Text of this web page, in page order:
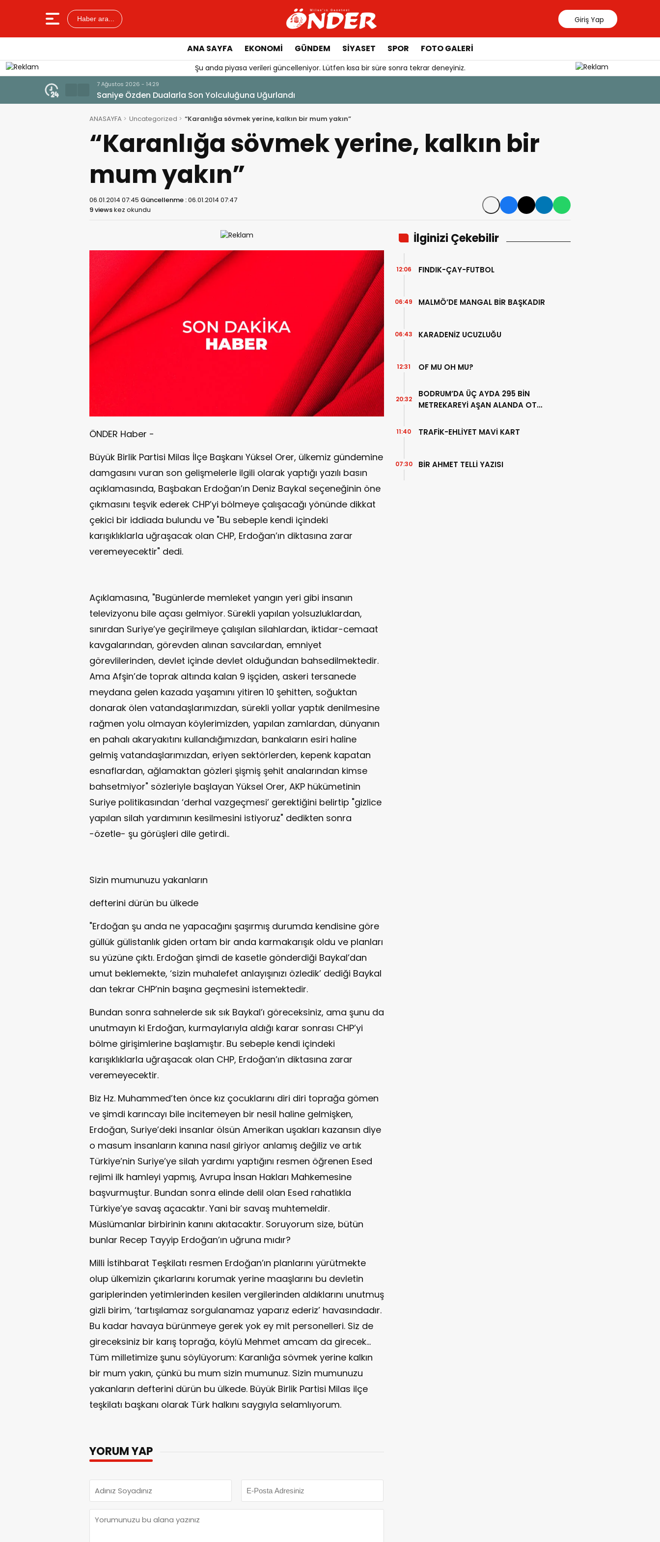
Haber ara... Giriş Yap
ANA SAYFA EKONOMİ GÜNDEM SİYASET SPOR FOTO GALERİ
Şu anda piyasa verileri güncelleniyor. Lütfen kısa bir süre sonra tekrar deneyiniz.
7 Ağustos 2026 - 14:14
Tercih Döneminde Barınma Telaşı Başladı
ANASAYFA Uncategorized “Karanlığa sövmek yerine, kalkın bir mum yakın”
“Karanlığa sövmek yerine, kalkın bir
mum yakın”
06.01.2014 07:45 Güncellenme :06.01.2014 07:47
9 viewskez okundu
ÖNDER Haber -
Büyük Birlik Partisi Milas İlçe Başkanı Yüksel Orer, ülkemiz gündemine
damgasını vuran son gelişmelerle ilgili olarak yaptığı yazılı basın
açıklamasında, Başbakan Erdoğan’ın Deniz Baykal seçeneğinin öne
çıkmasını teşvik ederek CHP’yi bölmeye çalışacağı yönünde dikkat
çekici bir iddiada bulundu ve "Bu sebeple kendi içindeki
karışıklıklarla uğraşacak olan CHP, Erdoğan’ın diktasına zarar
veremeyecektir" dedi.
Açıklamasına, "Bugünlerde memleket yangın yeri gibi insanın
televizyonu bile açası gelmiyor. Sürekli yapılan yolsuzluklardan,
sınırdan Suriye’ye geçirilmeye çalışılan silahlardan, iktidar-cemaat
kavgalarından, görevden alınan savcılardan, emniyet
görevlilerinden, devlet içinde devlet olduğundan bahsedilmektedir.
Ama Afşin’de toprak altında kalan 9 işçiden, askeri tersanede
meydana gelen kazada yaşamını yitiren 10 şehitten, soğuktan
donarak ölen vatandaşlarımızdan, sürekli yollar yaptık denilmesine
rağmen yolu olmayan köylerimizden, yapılan zamlardan, dünyanın
en pahalı akaryakıtını kullandığımızdan, bankaların esiri haline
gelmiş vatandaşlarımızdan, eriyen sektörlerden, kepenk kapatan
esnaflardan, ağlamaktan gözleri şişmiş şehit analarından kimse
bahsetmiyor" sözleriyle başlayan Yüksel Orer, AKP hükümetinin
Suriye politikasından ‘derhal vazgeçmesi’ gerektiğini belirtip "gizlice
yapılan silah yardımının kesilmesini istiyoruz" dedikten sonra
-özetle- şu görüşleri dile getirdi..
Sizin mumunuzu yakanların
defterini dürün bu ülkede
"Erdoğan şu anda ne yapacağını şaşırmış durumda kendisine göre
güllük gülistanlık giden ortam bir anda karmakarışık oldu ve planları
su yüzüne çıktı. Erdoğan şimdi de kasetle gönderdiği Baykal’dan
umut beklemekte, ‘sizin muhalefet anlayışınızı özledik’ dediği Baykal
dan tekrar CHP’nin başına geçmesini istemektedir.
Bundan sonra sahnelerde sık sık Baykal’ı göreceksiniz, ama şunu da
unutmayın ki Erdoğan, kurmaylarıyla aldığı karar sonrası CHP’yi
bölme girişimlerine başlamıştır. Bu sebeple kendi içindeki
karışıklıklarla uğraşacak olan CHP, Erdoğan’ın diktasına zarar
veremeyecektir.
Biz Hz. Muhammed’ten önce kız çocuklarını diri diri toprağa gömen
ve şimdi karıncayı bile incitemeyen bir nesil haline gelmişken,
Erdoğan, Suriye’deki insanlar ölsün Amerikan uşakları kazansın diye
o masum insanların kanına nasıl giriyor anlamış değiliz ve artık
Türkiye’nin Suriye’ye silah yardımı yaptığını resmen öğrenen Esed
rejimi ilk hamleyi yapmış, Avrupa İnsan Hakları Mahkemesine
başvurmuştur. Bundan sonra elinde delil olan Esed rahatlıkla
Türkiye’ye savaş açacaktır. Yani bir savaş muhtemeldir.
Müslümanlar birbirinin kanını akıtacaktır. Soruyorum size, bütün
bunlar Recep Tayyip Erdoğan’ın uğruna mıdır?
Milli İstihbarat Teşkilatı resmen Erdoğan’ın planlarını yürütmekte
olup ülkemizin çıkarlarını korumak yerine maaşlarını bu devletin
gariplerinden yetimlerinden kesilen vergilerinden aldıklarını unutmuş
gizli birim, ‘tartışılamaz sorgulanamaz yaparız ederiz’ havasındadır.
Bu kadar havaya bürünmeye gerek yok ey mit personelleri. Siz de
gireceksiniz bir karış toprağa, köylü Mehmet amcam da girecek...
Tüm milletimize şunu söylüyorum: Karanlığa sövmek yerine kalkın
bir mum yakın, çünkü bu mum sizin mumunuz. Sizin mumunuzu
yakanların defterini dürün bu ülkede. Büyük Birlik Partisi Milas ilçe
teşkilatı başkanı olarak Türk halkını saygıyla selamlıyorum.
YORUM YAP
İlginizi Çekebilir
FINDIK-ÇAY-FUTBOL
12:06
MALMÖ’DE MANGAL BİR BAŞKADIR
06:49
KARADENİZ UCUZLUĞU
06:43
OF MU OH MU?
12:31
BODRUM’DA ÜÇ AYDA 295 BİN
METREKAREYİ AŞAN ALANDA OT
20:32
TRAFİK-EHLİYET MAVİ KART
11:40
BİR AHMET TELLİ YAZISI
07:30